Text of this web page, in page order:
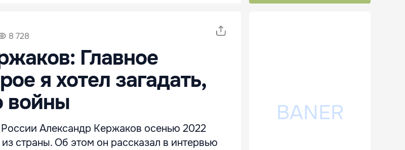
8 728
Главное
я хотел загадать,
войны
Александр Кержаков осенью 2022
страны. Об этом он рассказал в интервью